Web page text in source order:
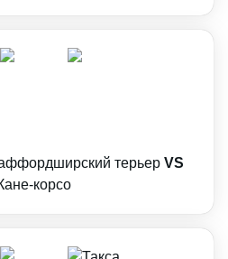
терьер VS
корсо